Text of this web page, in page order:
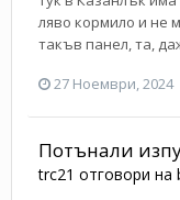
ляво кормило и не
такъв панел, та,
27 Ноември, 2024
Потънали
trc21 отговори на